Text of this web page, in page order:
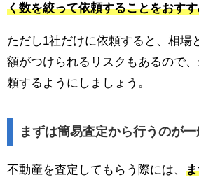
く数を絞って依頼することをおす
ただし1社だけに依頼すると、相場
額がつけられるリスクもあるので
頼するようにしましょう。
まずは簡易査定から行うのが
不動産を査定してもらう際には、